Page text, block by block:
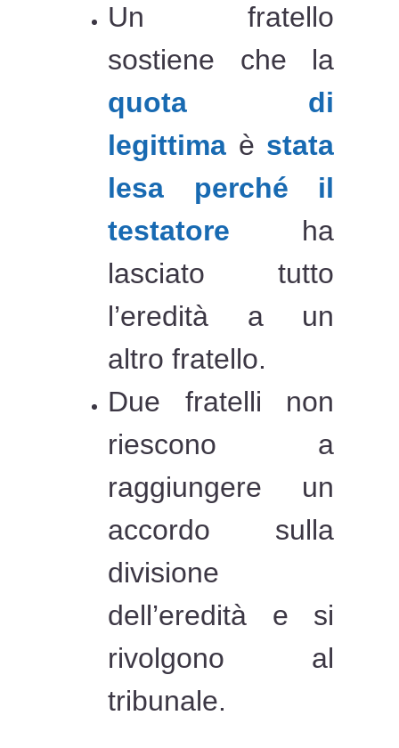
Un fratello
sostiene che la
quota di
legittima è stata
lesa perché il
testatore ha
lasciato tutto
l’eredità a un
altro fratello.
Due fratelli non
riescono a
raggiungere un
accordo sulla
divisione
dell’eredità e si
rivolgono al
tribunale.